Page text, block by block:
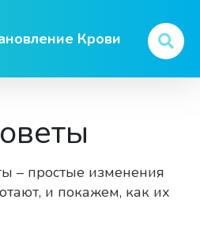
Крови
– простые изменения
и покажем, как их